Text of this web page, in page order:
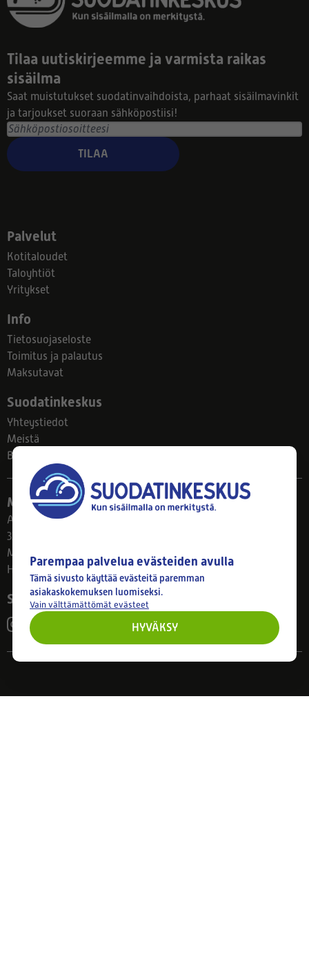
Tilaa uutiskirjeemme ja varmista raikas
sisäilma
Saat muistutukset suodatinvaihdoista, parhaat sisäilmavinkit
ja tarjoukset suoraan sähköpostiisi!
TILAA
Palvelut
Kotitaloudet
Taloyhtiöt
Yritykset
Info
Tietosuojaseloste
Toimitus ja palautus
Maksutavat
Suodatinkeskus
Yhteystiedot
Meistä
Blogi
Myymälä
Ahlmanintie 61
33800 Tampere
Ma–Pe 8–17
Huom! Myymälän poikkeusaukiolot: 27.7.-21.8. klo 8-16
Seuraa meitä
Parempaa palvelua evästeiden avulla
Tämä sivusto käyttää evästeitä paremman
asiakaskokemuksen luomiseksi.
Vain välttämättömät evästeet
HYVÄKSY